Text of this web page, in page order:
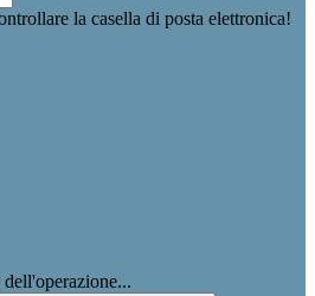
la casella di posta elettronica!